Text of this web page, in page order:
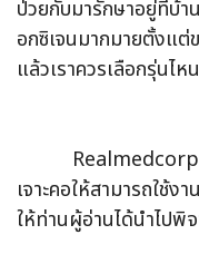
ป่วยกับมารักษาอยู่ที่บ้
อกซิเจนมากมายตั้งแต่
แล้วเราควรเลือกรุ่นไ
Realmedcorp จะ
เจาะคอให้สามารถใช้ง
ให้ท่านผู้อ่านได้นำไปพิ